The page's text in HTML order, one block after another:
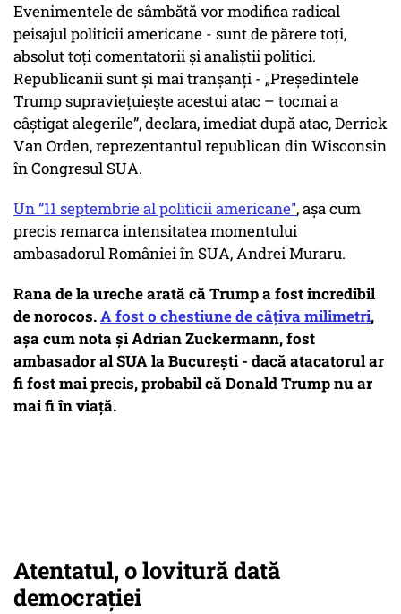
Evenimentele de sâmbătă vor modifica radical
peisajul politicii americane - sunt de părere toți,
absolut toți comentatorii și analiștii politici.
Republicanii sunt și mai tranșanți - „Președintele
Trump supraviețuiește acestui atac – tocmai a
câștigat alegerile”, declara, imediat după atac, Derrick
Van Orden, reprezentantul republican din Wisconsin
în Congresul SUA.
Un ”11 septembrie al politicii americane", așa cum
precis remarca intensitatea momentului
ambasadorul României în SUA, Andrei Muraru.
Rana de la ureche arată că Trump a fost incredibil
de norocos.A fost o chestiune de câțiva milimetri,
așa cum nota și Adrian Zuckermann, fost
ambasador al SUA la Bucureşti - dacă atacatorul ar
fi fost mai precis, probabil că Donald Trump nu ar
mai fi în viață.
Atentatul, o lovitură dată
democrației